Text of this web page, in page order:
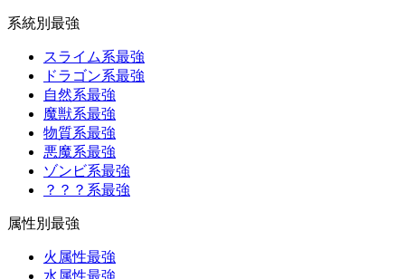
系統別最強
スライム系最強
ドラゴン系最強
自然系最強
魔獣系最強
物質系最強
悪魔系最強
ゾンビ系最強
？？？系最強
属性別最強
火属性最強
水属性最強